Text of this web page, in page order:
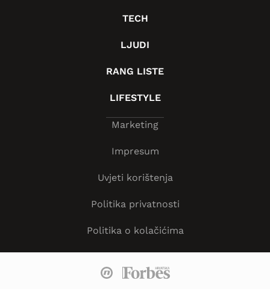
TECH
LJUDI
RANG LISTE
LIFESTYLE
Marketing
Impresum
Uvjeti korištenja
Politika privatnosti
Politika o kolačićima